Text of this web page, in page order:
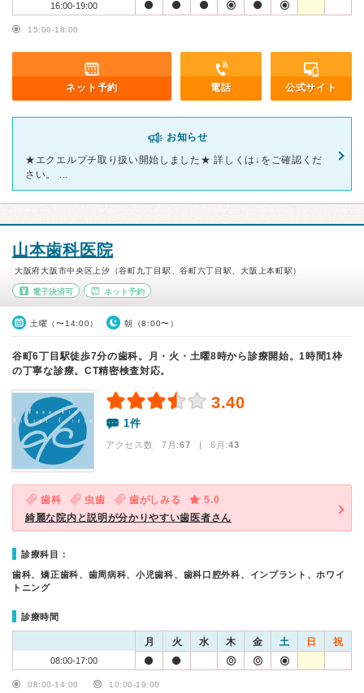
16:00-19:00
15:00-18:00
ネット予約 電話 公式サイト
お知らせ
★エクエルプチ取り扱い開始しました★ 詳しくは↓をご確認くだ
さい。 ...
山本歯科医院
大阪府大阪市中央区上汐（谷町九丁目駅、谷町六丁目駅、大阪上本町駅）
電子決済可 ネット予約
土曜（〜14:00） 朝（8:00〜）
谷町6丁目駅徒歩7分の歯科。月・火・土曜8時から診療開始。1時間1枠
の丁寧な診療。CT精密検査対応。
3.40
1件
アクセス数 7月:67 | 6月:43
歯科 虫歯 歯がしみる
5.0
綺麗な院内と説明が分かりやすい歯医者さん
診療科目：
歯科、矯正歯科、歯周病科、小児歯科、歯科口腔外科、インプラント、ホワイ
トニング
診療時間
月 火 水 木 金 土 日 祝
08:00-17:00
08:00-14:00 10:00-19:00